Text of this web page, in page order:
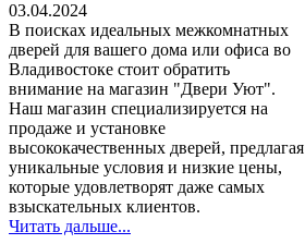
03.04.2024
В поисках идеальных межкомнатных
дверей для вашего дома или офиса во
Владивостоке стоит обратить
внимание на магазин "Двери Уют".
Наш магазин специализируется на
продаже и установке
высококачественных дверей, предлагая
уникальные условия и низкие цены,
которые удовлетворят даже самых
взыскательных клиентов.
Читать дальше...